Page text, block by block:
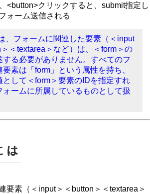
<button>クリックすると、submit指定し
ォーム送信される
、フォームに関連した要素（＜input
＞＜textarea＞など）は、＜form＞の
する必要がありません。すべてのフ
要素は「form」という属性を持ち、
として＜form＞要素のIDを指定すれ
ォームに所属しているものとして扱
は
要素（＜input＞＜button＞＜textarea＞